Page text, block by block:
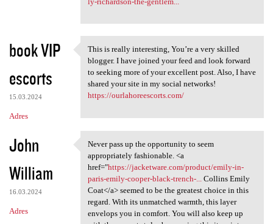
book VIP
escorts
15.03.2024
Adres
This is really interesting,
This is really interesting, You’re a very skilled
blogger. I have joined your feed and look forward
to seeking more of your excellent post. Also, I have
shared your site in my social networks!
https://ourlahoreescorts.com/
John
William
16.03.2024
Adres
Never pass up the opportunity
Never pass up the opportunity to seem
appropriately fashionable. <a
href="https://jacketware.com/product/emily-in-
paris-emily-cooper-black-trench-...Collins Emily
Coat</a> seemed to be the greatest choice in this
regard. With its unmatched warmth, this layer
envelops you in comfort. You will also keep up